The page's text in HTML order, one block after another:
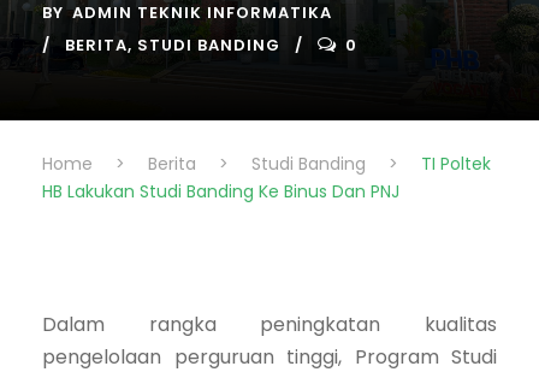
BY ADMIN TEKNIK INFORMATIKA
BERITA, STUDI BANDING 0
Home > Berita > Studi Banding >
TI Poltek
HB Lakukan Studi Banding Ke Binus Dan PNJ
Dalam rangka peningkatan kualitas
pengelolaan perguruan tinggi, Program Studi